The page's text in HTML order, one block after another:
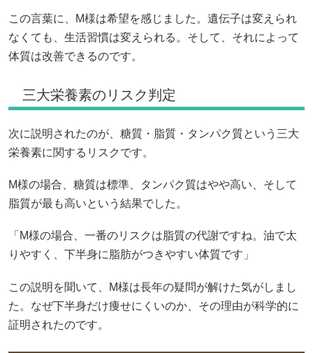
この言葉に、M様は希望を感じました。遺伝子は変えられ
なくても、生活習慣は変えられる。そして、それによって
体質は改善できるのです。
三大栄養素のリスク判定
次に説明されたのが、糖質・脂質・タンパク質という三大
栄養素に関するリスクです。
M様の場合、糖質は標準、タンパク質はやや高い、そして
脂質が最も高いという結果でした。
「M様の場合、一番のリスクは脂質の代謝ですね。油で太
りやすく、下半身に脂肪がつきやすい体質です」
この説明を聞いて、M様は長年の疑問が解けた気がしまし
た。なぜ下半身だけ痩せにくいのか、その理由が科学的に
証明されたのです。